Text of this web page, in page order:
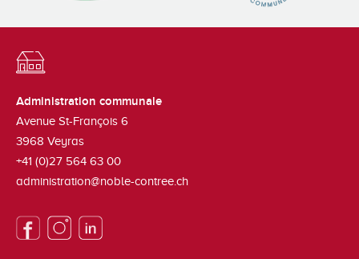
Administration communale
Avenue St-François 6
3968 Veyras
+41 (0)27 564 63 00
administration@noble-contree.ch